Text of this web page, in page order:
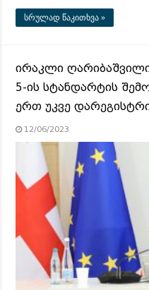
სრულად წაკითხვა »
ირაკლი
5-ის სტანდარტის
ერთ უკვე
12/06/2023